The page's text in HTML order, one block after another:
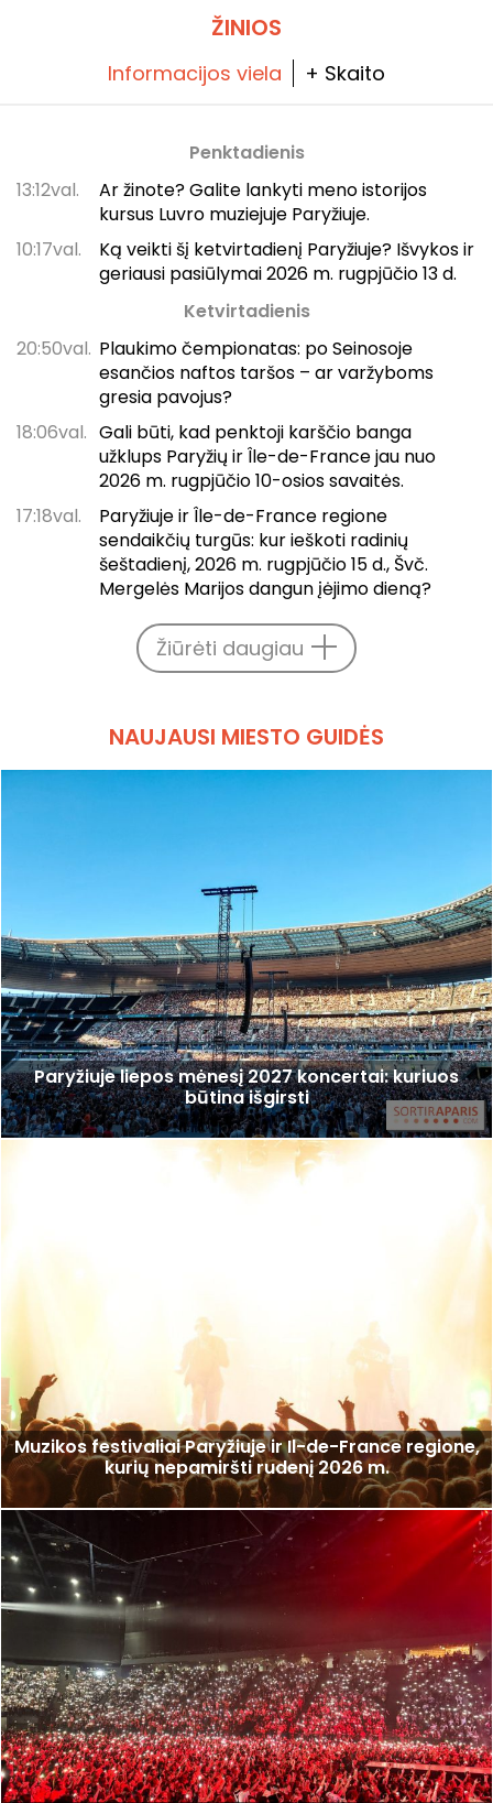
ŽINIOS
Informacijos viela + Skaito
Penktadienis
13:12val.
Ar žinote? Galite lankyti meno istorijos
kursus Luvro muziejuje Paryžiuje.
10:17val.
Ką veikti šį ketvirtadienį Paryžiuje? Išvykos ir
geriausi pasiūlymai 2026 m. rugpjūčio 13 d.
Ketvirtadienis
20:50val. Plaukimo čempionatas: po Seinosoje
esančios naftos taršos – ar varžyboms
gresia pavojus?
18:06val. Gali būti, kad penktoji karščio banga
užklups Paryžių ir Île-de-France jau nuo
2026 m. rugpjūčio 10-osios savaitės.
17:18val.
Paryžiuje ir Île-de-France regione
sendaikčių turgūs: kur ieškoti radinių
šeštadienį, 2026 m. rugpjūčio 15 d., Švč.
Mergelės Marijos dangun įėjimo dieną?
Žiūrėti daugiau
NAUJAUSI MIESTO GUIDĖS
Paryžiuje liepos mėnesį 2027 koncertai: kuriuos
būtina išgirsti
Muzikos festivaliai Paryžiuje ir Il-de-France regione,
kurių nepamiršti rudenį 2026 m.